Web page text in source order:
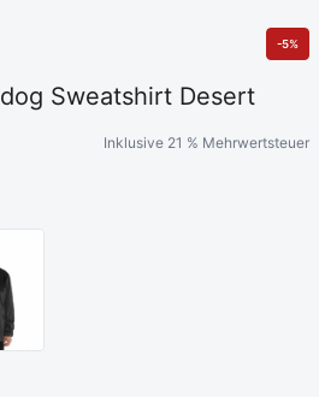
-5%
Sweatshirt Desert
Inklusive 21 % Mehrwertsteuer